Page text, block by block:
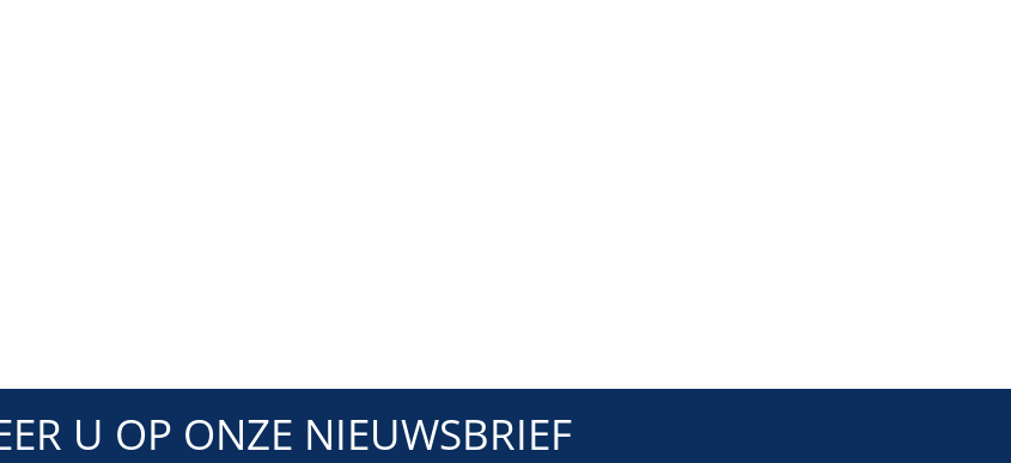
U OP ONZE NIEUWSBRIEF